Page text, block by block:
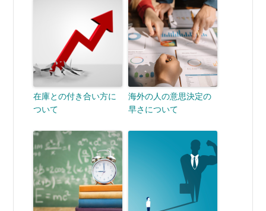
在庫との付き合い方に
ついて
海外の人の意思決定の
早さについて